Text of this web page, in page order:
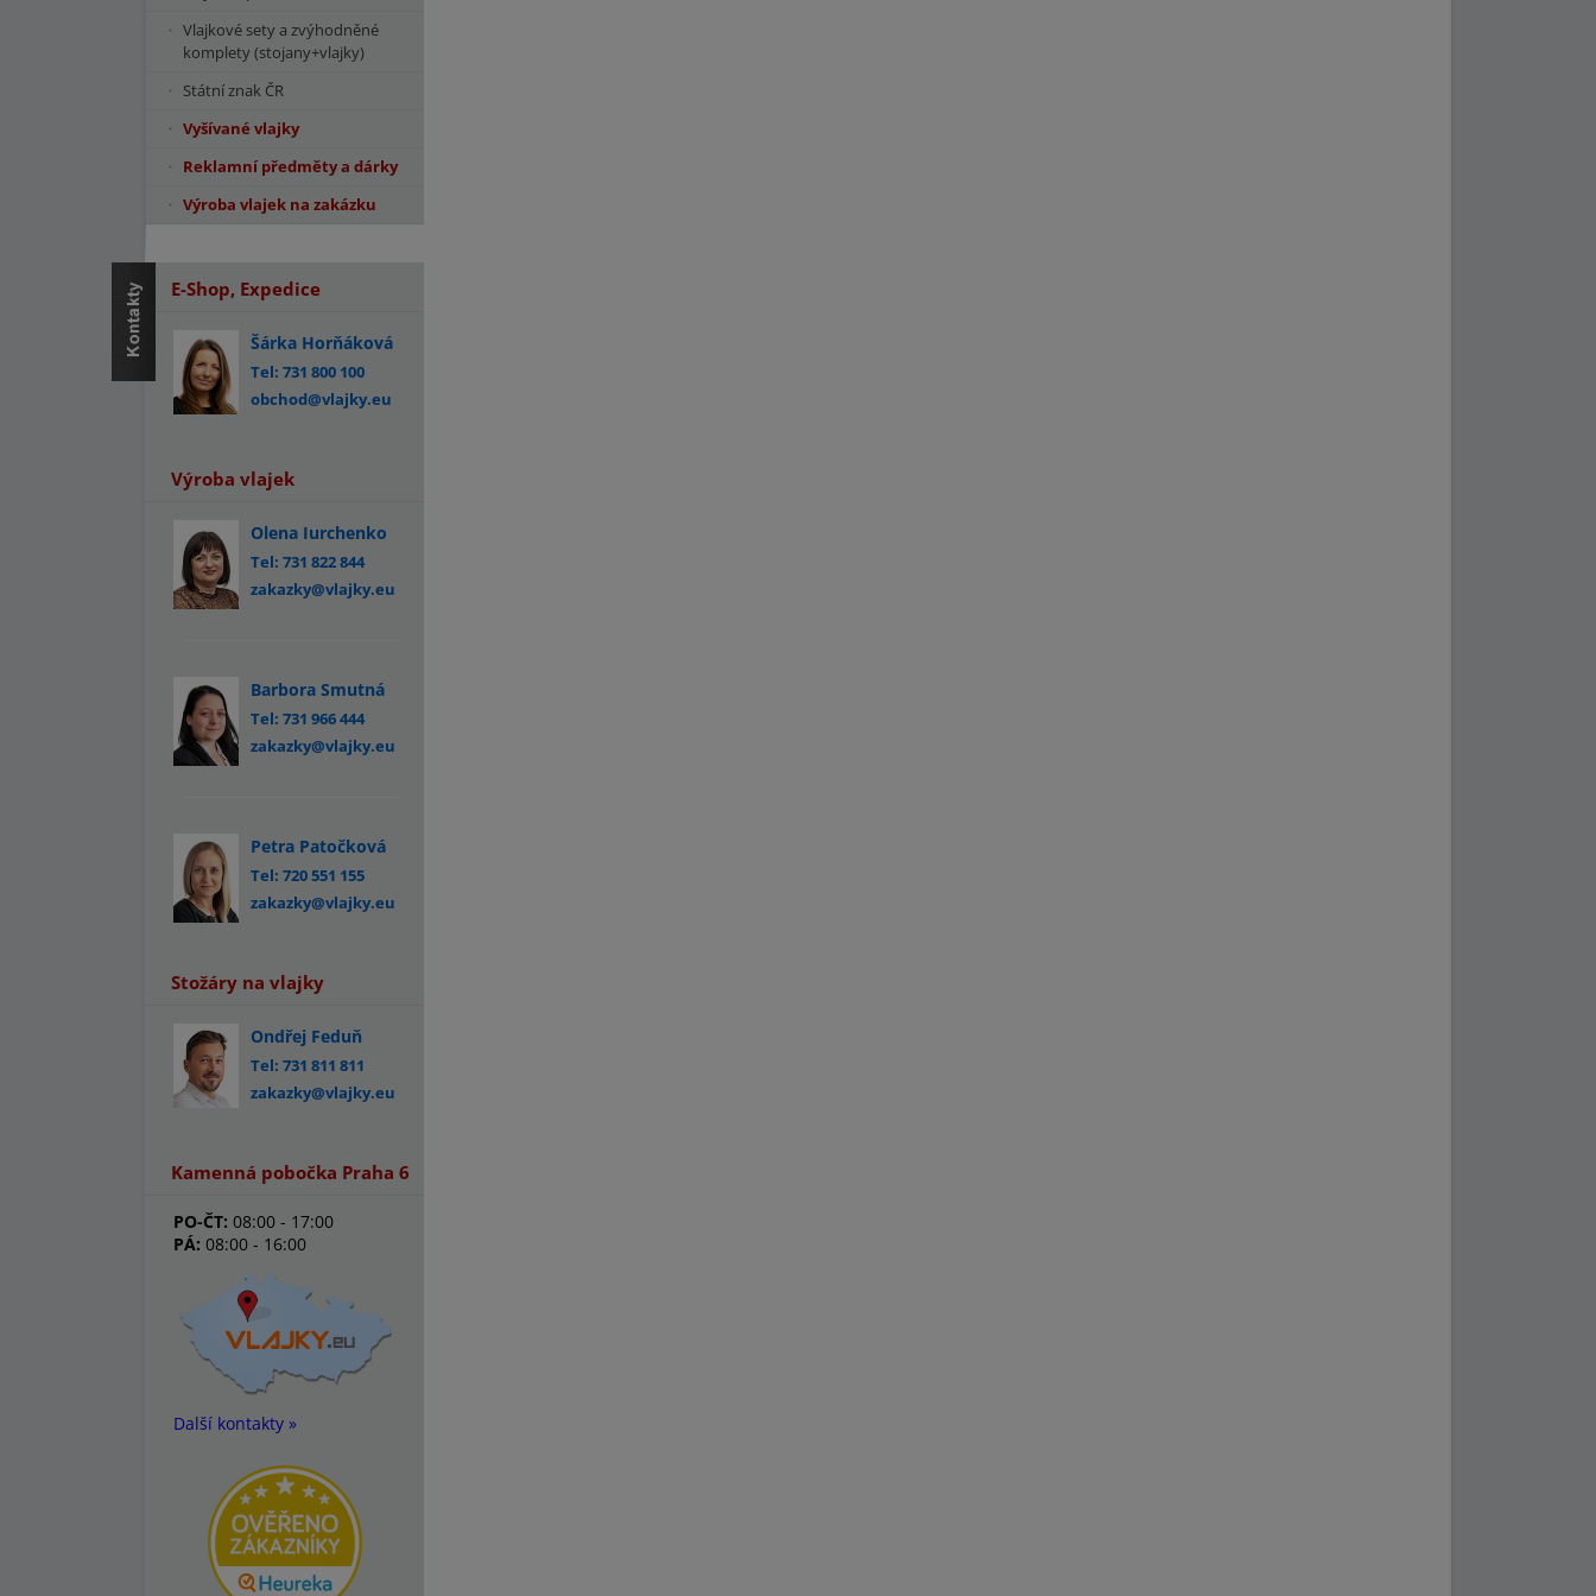
Vlajkové sety a zvýhodněné
komplety (stojany+vlajky)
Státní znak ČR
Vyšívané vlajky
Reklamní předměty a dárky
Výroba vlajek na zakázku
E-Shop, Expedice
Šárka Horňáková
Tel: 731 800 100
obchod@vlajky.eu
Výroba vlajek
Olena Iurchenko
Tel: 731 822 844
zakazky@vlajky.eu
Barbora Smutná
Tel: 731 966 444
zakazky@vlajky.eu
Petra Patočková
Tel: 720 551 155
zakazky@vlajky.eu
Stožáry na vlajky
Ondřej Feduň
Tel: 731 811 811
zakazky@vlajky.eu
Kamenná pobočka Praha 6
PO-ČT: 08:00 - 17:00
PÁ: 08:00 - 16:00
Další kontakty »